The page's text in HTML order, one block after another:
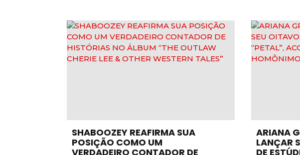
SHABOOZEY REAFIRMA SUA
POSIÇÃO COMO UM
VERDADEIRO CONTADOR DE
ARIANA
LANÇAR
DE